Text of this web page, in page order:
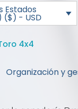
Estados
($) - USD
4x4
Organización y